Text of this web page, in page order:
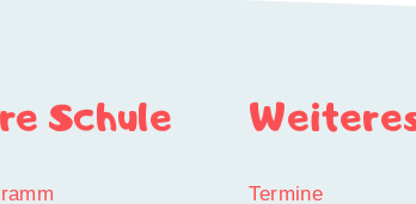
Schule
Termine